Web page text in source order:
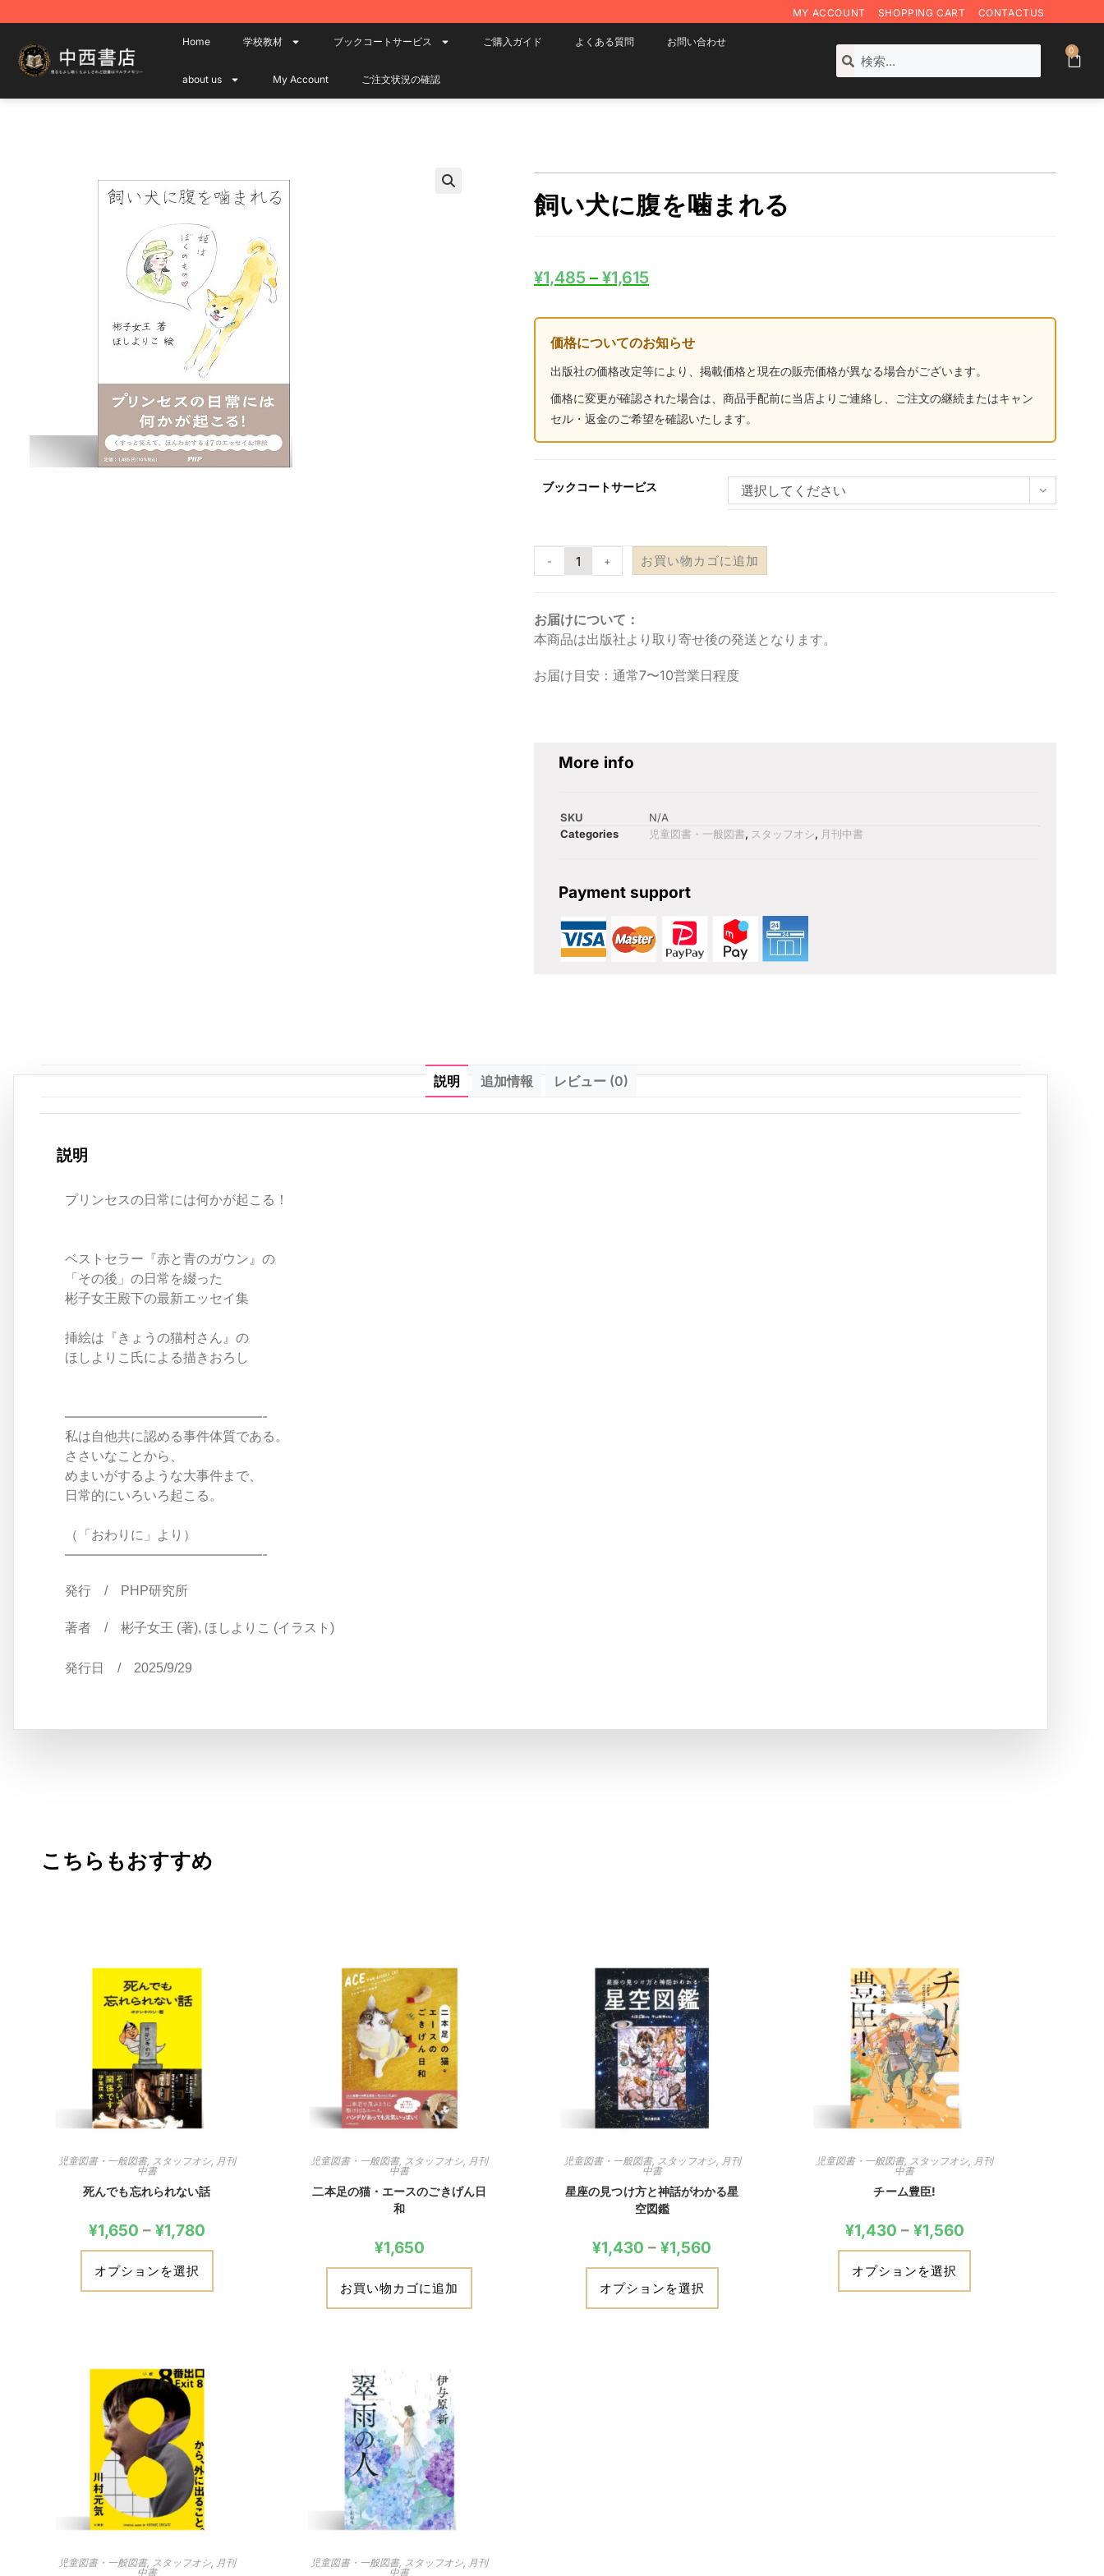
MY ACCOUNT SHOPPING CART CONTACTUS
Home 学校教材 ブックコートサービス ご購入ガイド よくある質問 お問い合わせ
about us My Account ご注文状況の確認
0
飼い犬に腹を噛まれる
¥1,485 – ¥1,615
価格についてのお知らせ
出版社の価格改定等により、掲載価格と現在の販売価格が異なる場合がございます。
価格に変更が確認された場合は、商品手配前に当店よりご連絡し、ご注文の継続またはキャン
セル・返金のご希望を確認いたします。
ブックコートサービス 選択してください
- + お買い物カゴに追加
お届けについて：
本商品は出版社より取り寄せ後の発送となります。
お届け目安：通常7〜10営業日程度
More info
SKU
N/A
Categories
児童図書・一般図書, スタッフオシ, 月刊中書
Payment support
説明 追加情報 レビュー (0)
説明
プリンセスの日常には何かが起こる！
ベストセラー『赤と青のガウン』の
「その後」の日常を綴った
彬子女王殿下の最新エッセイ集
挿絵は『きょうの猫村さん』の
ほしよりこ氏による描きおろし
———————————————-
私は自他共に認める事件体質である。
ささいなことから、
めまいがするような大事件まで、
日常的にいろいろ起こる。
（「おわりに」より）
———————————————-
発行 / PHP研究所
著者 / 彬子女王 (著), ほしよりこ (イラスト)
発行日 / 2025/9/29
こちらもおすすめ
児童図書・一般図書, スタッフオシ, 月刊
中書
死んでも忘れられない話
¥1,650 – ¥1,780
オプションを選択
児童図書・一般図書, スタッフオシ, 月刊
中書
二本足の猫・エースのごきげん日
和
¥1,650
お買い物カゴに追加
児童図書・一般図書, スタッフオシ, 月刊
中書
星座の見つけ方と神話がわかる星
空図鑑
¥1,430 –¥1,560
オプションを選択
児童図書・一般図書, スタッフオシ, 月刊
中書
チーム豊臣!
¥1,430 – ¥1,560
オプションを選択
児童図書・一般図書, スタッフオシ, 月刊
中書
児童図書・一般図書, スタッフオシ 月刊
中書